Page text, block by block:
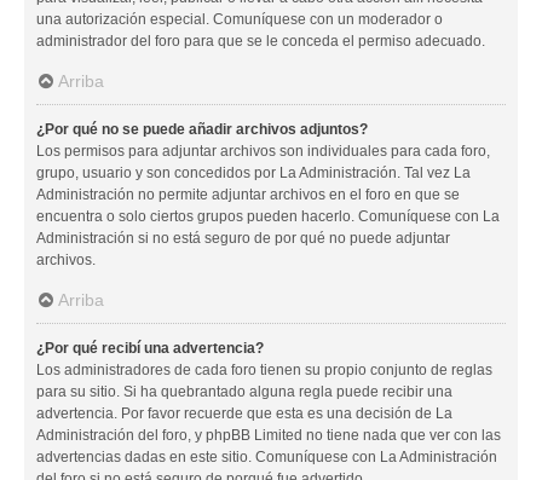
una autorización especial. Comuníquese con un moderador o
administrador del foro para que se le conceda el permiso adecuado.
Arriba
¿Por qué no se puede añadir archivos adjuntos?
Los permisos para adjuntar archivos son individuales para cada foro,
grupo, usuario y son concedidos por La Administración. Tal vez La
Administración no permite adjuntar archivos en el foro en que se
encuentra o solo ciertos grupos pueden hacerlo. Comuníquese con La
Administración si no está seguro de por qué no puede adjuntar
archivos.
Arriba
¿Por qué recibí una advertencia?
Los administradores de cada foro tienen su propio conjunto de reglas
para su sitio. Si ha quebrantado alguna regla puede recibir una
advertencia. Por favor recuerde que esta es una decisión de La
Administración del foro, y phpBB Limited no tiene nada que ver con las
advertencias dadas en este sitio. Comuníquese con La Administración